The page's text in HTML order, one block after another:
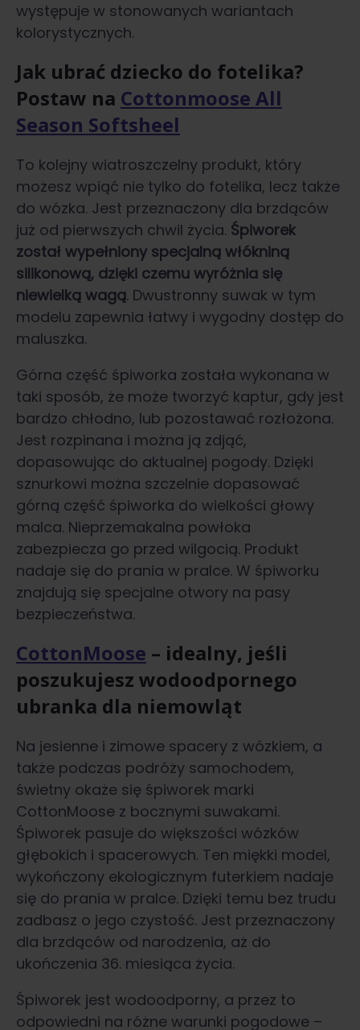
występuje w stonowanych wariantach
kolorystycznych.
Jak ubrać dziecko do fotelika?
Postaw na Cottonmoose All
Season Softsheel
To kolejny wiatroszczelny produkt, który
możesz wpiąć nie tylko do fotelika, lecz także
do wózka. Jest przeznaczony dla brzdąców
już od pierwszych chwil życia. Śpiworek
został wypełniony specjalną włókniną
silikonową, dzięki czemu wyróżnia się
niewielką wagą. Dwustronny suwak w tym
modelu zapewnia łatwy i wygodny dostęp do
maluszka.
Górna część śpiworka została wykonana w
taki sposób, że może tworzyć kaptur, gdy jest
bardzo chłodno, lub pozostawać rozłożona.
Jest rozpinana i można ją zdjąć,
dopasowując do aktualnej pogody. Dzięki
sznurkowi można szczelnie dopasować
górną część śpiworka do wielkości głowy
malca. Nieprzemakalna powłoka
zabezpiecza go przed wilgocią. Produkt
nadaje się do prania w pralce. W śpiworku
znajdują się specjalne otwory na pasy
bezpieczeństwa.
CottonMoose – idealny, jeśli
poszukujesz wodoodpornego
ubranka dla niemowląt
Na jesienne i zimowe spacery z wózkiem, a
także podczas podróży samochodem,
świetny okaże się śpiworek marki
CottonMoose z bocznymi suwakami.
Śpiworek pasuje do większości wózków
głębokich i spacerowych. Ten miękki model,
wykończony ekologicznym futerkiem nadaje
się do prania w pralce. Dzięki temu bez trudu
zadbasz o jego czystość. Jest przeznaczony
dla brzdąców od narodzenia, aż do
ukończenia 36. miesiąca życia.
Śpiworek jest wodoodporny, a przez to
odpowiedni na różne warunki pogodowe –